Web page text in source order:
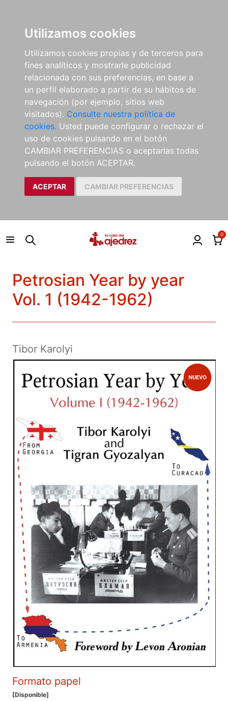
Utilizamos cookies
Utilizamos cookies propias y de terceros para
fines analíticos y mostrarle publicidad
relacionada con sus preferencias, en base a
un perfil elaborado a partir de su hábitos de
navegación (por ejemplo, sitios web
visitados). Consulte nuestra política de
cookies. Usted puede configurar o rechazar el
uso de cookies pulsando en el botón
CAMBIAR PREFERENCIAS o aceptarlas todas
pulsando el botón ACEPTAR.
ACEPTAR CAMBIAR PREFERENCIAS
0
Petrosian Year by year
Vol. 1 (1942-1962)
Tibor Karolyi
Formato papel
[Disponible]